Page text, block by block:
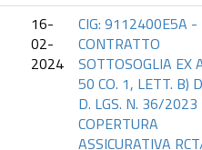
16-
02-
2024
CIG: 9112400E5A -
CONTRATTO
SOTTOSOGLIA EX
50 CO. 1, LETT. B)
D. LGS. N. 36/
COPERTURA
ASSICURATIVA